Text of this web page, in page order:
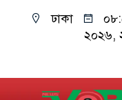
ঢাকা
২০২৬,